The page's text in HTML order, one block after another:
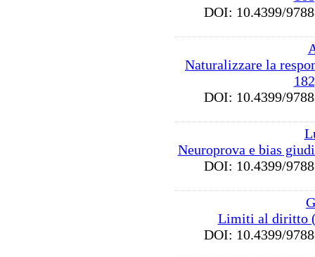
DOI: 10.4399/
Naturalizzare la
DOI: 10.4399/
Neuroprova e bias
DOI: 10.4399/
Limiti al diritto
DOI: 10.4399/